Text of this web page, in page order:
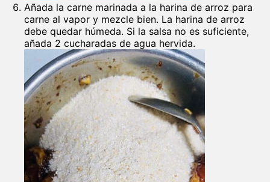
Añada la carne marinada a la harina de arroz para
carne al vapor y mezcle bien. La harina de arroz
debe quedar húmeda. Si la salsa no es suficiente,
añada 2 cucharadas de agua hervida.